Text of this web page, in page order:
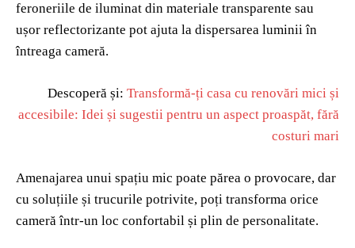
feroneriile de iluminat din materiale transparente sau
ușor reflectorizante pot ajuta la dispersarea luminii în
întreaga cameră.
Descoperă și: Transformă-ți casa cu renovări mici și
accesibile: Idei și sugestii pentru un aspect proaspăt, fără
costuri mari
Amenajarea unui spațiu mic poate părea o provocare, dar
cu soluțiile și trucurile potrivite, poți transforma orice
cameră într-un loc confortabil și plin de personalitate.